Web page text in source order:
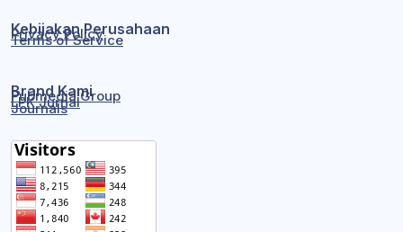
Kebijakan Perusahaan
Privacy Policy
Terms of Service
Brand Kami
Pubmedia Group
LPK Jurnal
Journals